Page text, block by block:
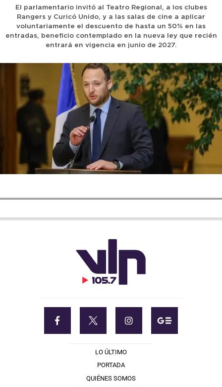
El parlamentario invitó al Teatro Regional, a los clubes
Rangers y Curicó Unido, y a las salas de cine a aplicar
voluntariamente el descuento de hasta un 50% en las
entradas, beneficio contemplado en la nueva ley que recién
entrará en vigencia en junio de 2027.
LO ÚLTIMO
PORTADA
QUIÉNES SOMOS